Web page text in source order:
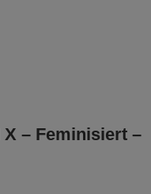
X – Feminisiert –